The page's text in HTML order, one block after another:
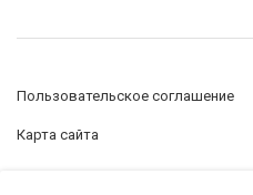
Карта сайта
Пользовательское соглашение